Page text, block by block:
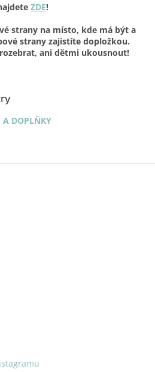
ZDE!
strany na místo, kde má být a
strany zajistíte dopložkou.
ani dětmi ukousnout!
A DOPLŇKY